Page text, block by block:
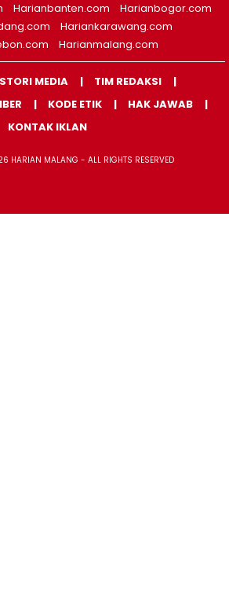
Harianbanten.com
Harianbogor.com
Hariankarawang.com
Harianmalang.com
MEDIA
TIM REDAKSI
KODE ETIK
HAK JAWAB
KONTAK IKLAN
HARIAN MALANG - ALL RIGHTS RESERVED